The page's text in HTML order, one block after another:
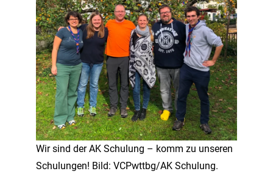
Wir sind der AK Schulung – komm zu unseren
Schulungen! Bild: VCPwttbg/AK Schulung.